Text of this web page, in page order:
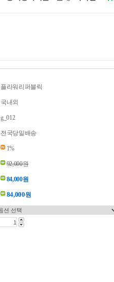
플라워리퍼블릭
국내외
g_012
전국당일배송
1%
92,000원
84,000원
84,000원